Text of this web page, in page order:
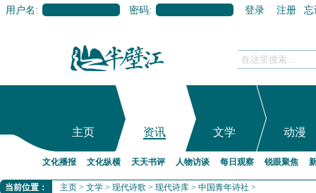
用户名: 密码: 登录 注册 忘
主页 资讯 文学 动漫
文化播报 文化纵横 天天书评 人物访谈 每日观察 锐眼聚焦
当前位置： 主页 > 文学 > 现代诗歌 > 现代诗库 > 中国青年诗社 >